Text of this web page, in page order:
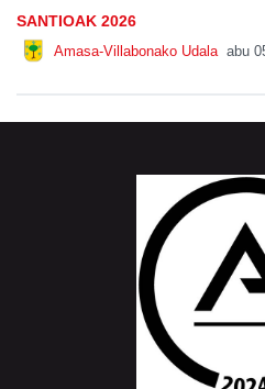
SANTIOAK 2026
Amasa-Villabonako Udala abu